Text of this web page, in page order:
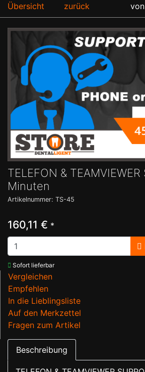
Übersicht
zurück
TELEFON &
Minuten
Artikelnummer: TS-45
160,11 € *
Sofort lieferbar
Vergleichen
Empfehlen
In die Lieblingsliste
Auf den Merkzettel
Fragen zum Artikel
Beschreibung